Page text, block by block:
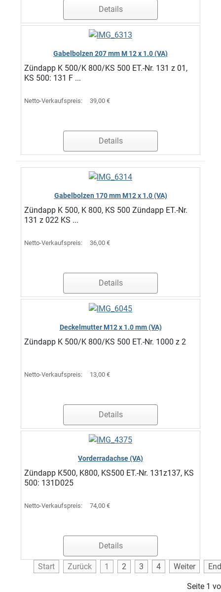
Details
Gabelbolzen 207 mm M 12 x 1.0 (VA)
Zündapp K 500/K 800/KS 500 ET.-Nr. 131 z 01,
KS 500: 131 F ...
Netto-Verkaufspreis: 39,00 €
Details
Gabelbolzen 170 mm M12 x 1.0 (VA)
Zündapp K 500, K 800, KS 500 Zündapp ET.-Nr.
131 z 022 KS ...
Netto-Verkaufspreis: 36,00 €
Details
Deckelmutter M12 x 1.0 mm (VA)
Zündapp K 500/K 800/KS 500 ET.-Nr. 1000 z 2
Netto-Verkaufspreis: 13,00 €
Details
Vorderradachse (VA)
Zündapp K500, K800, KS500 ET.-Nr. 131z137, KS
500: 131D025
Netto-Verkaufspreis: 74,00 €
Details
Start Zurück 1 2 3 4 Weiter
Seite 1